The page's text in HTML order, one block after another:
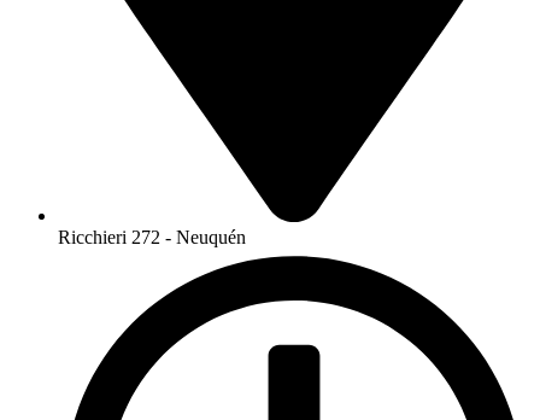
Ricchieri 272 - Neuquén